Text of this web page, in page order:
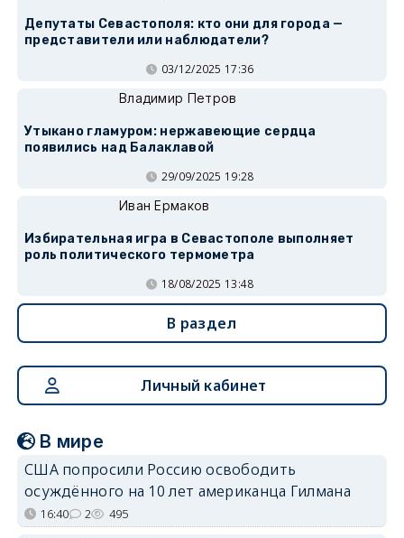
Депутаты Севастополя: кто они для города —
представители или наблюдатели?
03/12/2025 17:36
Владимир Петров
Утыкано гламуром: нержавеющие сердца
появились над Балаклавой
29/09/2025 19:28
Иван Ермаков
Избирательная игра в Севастополе выполняет
роль политического термометра
18/08/2025 13:48
В раздел
Личный кабинет
В мире
США попросили Россию освободить
осуждённого на 10 лет американца Гилмана
16:40 2 495